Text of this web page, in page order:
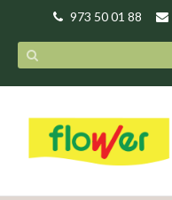
973 50 01 88